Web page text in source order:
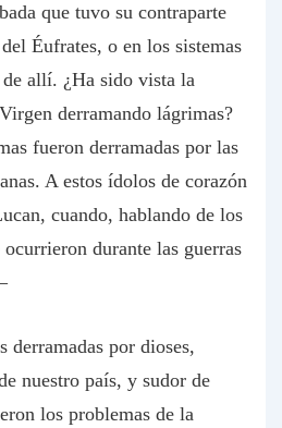
que tuvo su contraparte
Éufrates, o en los sistemas
de allí. ¿Ha sido vista la
derramando lágrimas?
fueron derramadas por las
A estos ídolos de corazón
cuando, hablando de los
durante las guerras
derramadas por dioses,
nuestro país, y sudor de
los problemas de la